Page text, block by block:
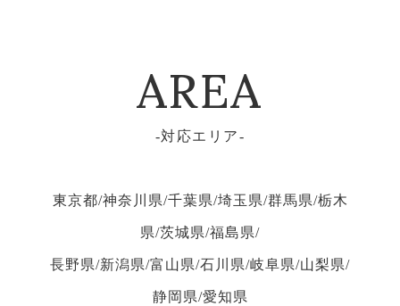
AREA
対応エリア
東京都/神奈川県/千葉県/埼玉県/群馬県/栃木
県/茨城県/福島県/
長野県/新潟県/富山県/石川県/岐阜県/山梨県/
静岡県/愛知県